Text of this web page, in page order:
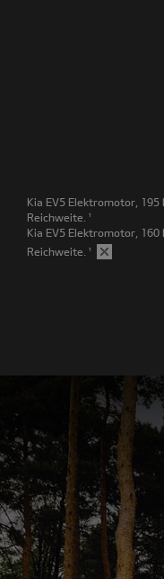
Kia EV5 Elektromotor,
Reichweite. ¹
Kia EV5 Elektromotor,
Reichweite. ¹